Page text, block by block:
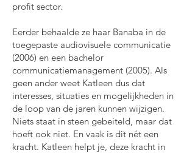
profit sector.
Eerder behaalde ze haar Banaba in de
toegepaste audiovisuele communicatie
(2006) en een bachelor
communicatiemanagement (2005). Als
geen ander weet Katleen dus dat
interesses, situaties en mogelijkheden in
de loop van de jaren kunnen wijzigen.
Niets staat in steen gebeiteld, maar dat
hoeft ook niet. En vaak is dit nét een
kracht. Katleen helpt je, deze kracht in